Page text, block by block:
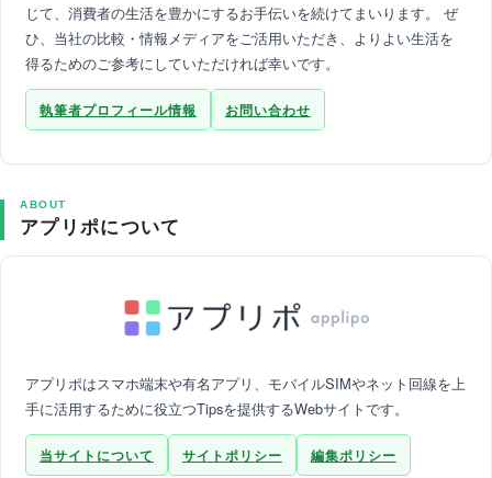
じて、消費者の生活を豊かにするお手伝いを続けてまいります。 ぜ
ひ、当社の比較・情報メディアをご活用いただき、よりよい生活を
得るためのご参考にしていただければ幸いです。
執筆者プロフィール情報 お問い合わせ
ABOUT
アプリポについて
アプリポはスマホ端末や有名アプリ、モバイルSIMやネット回線を上
手に活用するために役立つTipsを提供するWebサイトです。
当サイトについて サイトポリシー 編集ポリシー